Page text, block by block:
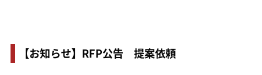
【お知らせ】RFP公告 提案依頼